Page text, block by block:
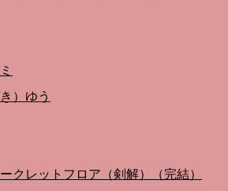
）ゆう
クレットフロア（剣解）（完結）